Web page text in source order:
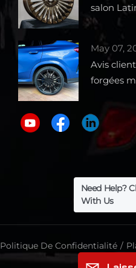
salon
Parts
Stand 1727
May 07,
Avis
forgées
Politique De Confidentialité /
Need Help?
With Us